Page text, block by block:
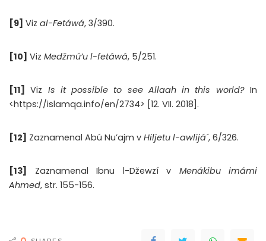
[9] Viz al-Fetáwá, 3/390.
[10] Viz Medžmú’u l-fetáwá, 5/251.
[11] Viz Is it possible to see Allaah in this world?In
<https://islamqa.info/en/2734> [12. VII. 2018].
[12] Zaznamenal Abú Nu’ajm v Hiljetu l-awlijá´, 6/326.
[13] Zaznamenal Ibnu l-Džewzí v Menákibu imámi
Ahmed, str. 155-156.